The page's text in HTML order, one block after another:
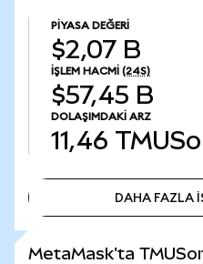
PIYASA DEĞERI
$2,07 B
İŞLEM HACMI (24S)
$57,45 B
DOLAŞIMDAKI ARZ
11,46
DAHA FAZLA
MetaMask'ta